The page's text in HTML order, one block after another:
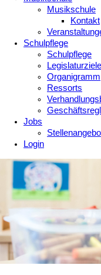
Musikschule
Kontakt
Schulpflege
Schulpflege
Legislaturziele
Organigramm
Ressorts
Jobs
Login